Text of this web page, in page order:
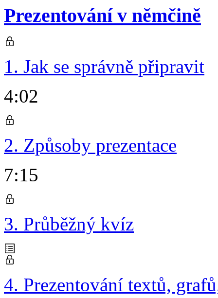
Prezentování v němčině
1. Jak se správně připravit
4:02
2. Způsoby prezentace
7:15
3. Průběžný kvíz
4. Prezentování textů,